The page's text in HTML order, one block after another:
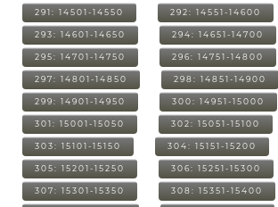
291: 14501-14550 292: 14551-14600
293: 14601-14650 294: 14651-14700
295: 14701-14750 296: 14751-14800
297: 14801-14850 298: 14851-14900
299: 14901-14950 300: 14951-15000
301: 15001-15050 302: 15051-15100
303: 15101-15150 304: 15151-15200
305: 15201-15250 306: 15251-15300
307: 15301-15350 308: 15351-15400